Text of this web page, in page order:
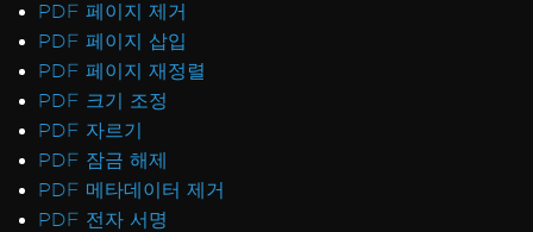
PDF 페이지 제거
PDF 페이지 삽입
PDF 페이지 재정렬
PDF 크기 조정
PDF 자르기
PDF 잠금 해제
PDF 메타데이터 제거
PDF 전자 서명